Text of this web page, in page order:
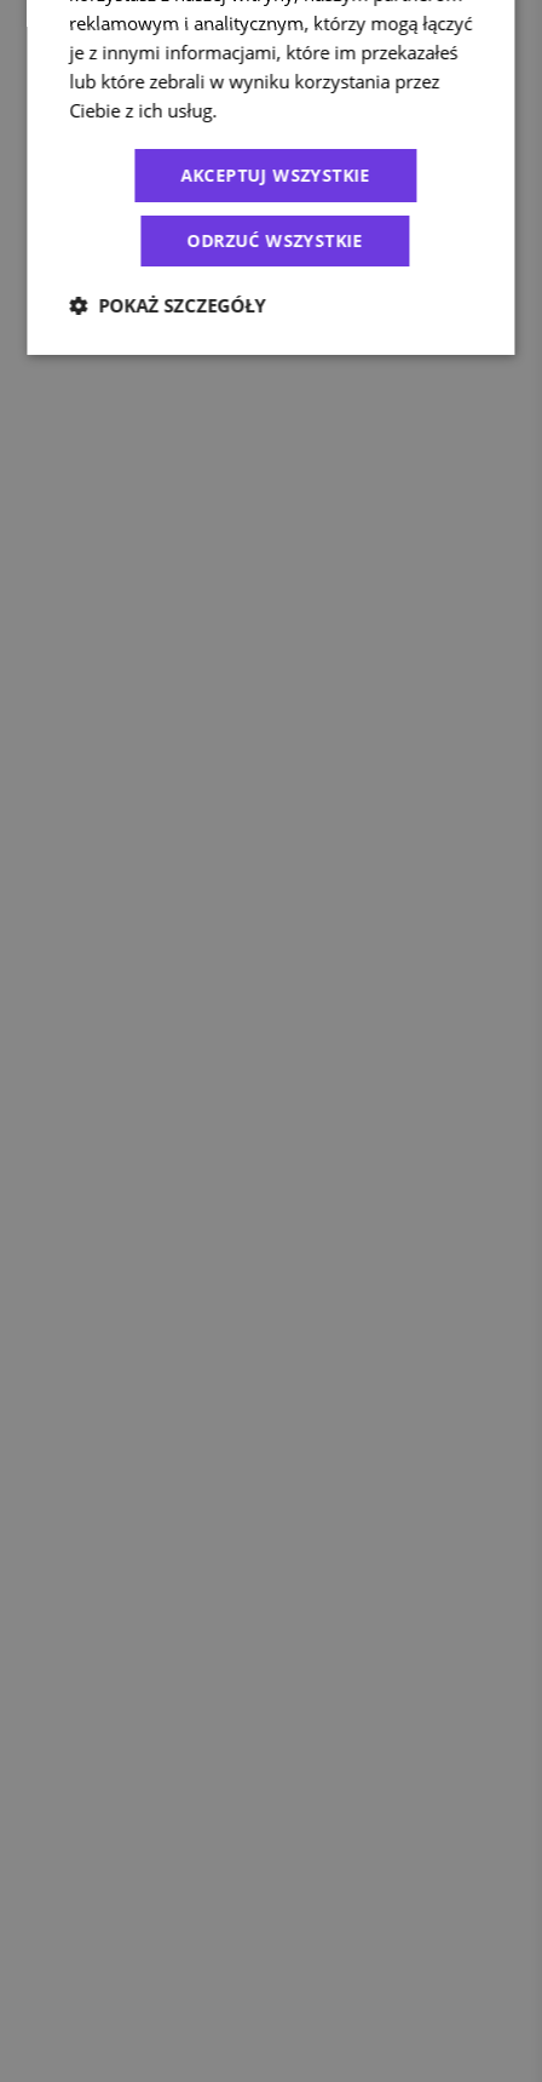
reklamowym i analitycznym, którzy mogą łączyć
je z innymi informacjami, które im przekazałeś
lub które zebrali w wyniku korzystania przez
Ciebie z ich usług.
AKCEPTUJ WSZYSTKIE
ODRZUĆ WSZYSTKIE
POKAŻ SZCZEGÓŁY